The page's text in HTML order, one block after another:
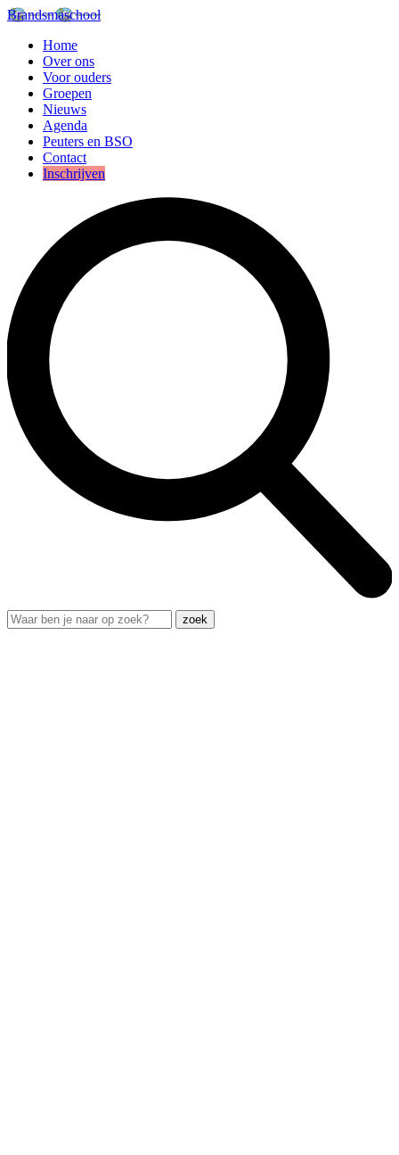
Brandsmaschool
Home
Over ons
Voor ouders
Groepen
Nieuws
Agenda
Peuters en BSO
Contact
Inschrijven